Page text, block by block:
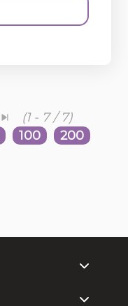
(1 - 7 / 7)
100 200